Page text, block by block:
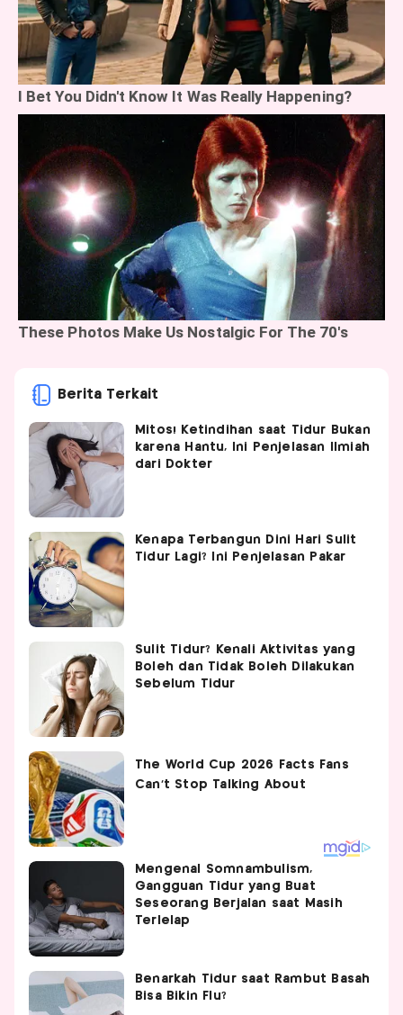
Berita Terkait
Mitos! Ketindihan saat Tidur Bukan
karena Hantu, Ini Penjelasan Ilmiah
dari Dokter
Kenapa Terbangun Dini Hari Sulit
Tidur Lagi? Ini Penjelasan Pakar
Sulit Tidur? Kenali Aktivitas yang
Boleh dan Tidak Boleh Dilakukan
Sebelum Tidur
Mengenal Somnambulism,
Gangguan Tidur yang Buat
Seseorang Berjalan saat Masih
Terlelap
Benarkah Tidur saat Rambut Basah
Bisa Bikin Flu?